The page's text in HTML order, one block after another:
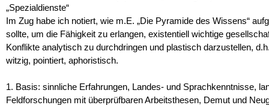
„Spezialdienste“
Im Zug habe ich notiert, wie m.E. „Die Pyramide des Wissens“
sollte, um die Fähigkeit zu erlangen, existentiell wichtige
Konflikte analytisch zu durchdringen und plastisch darzustellen,
witzig, pointiert, aphoristisch.
1. Basis: sinnliche Erfahrungen, Landes- und Sprachkenntnisse,
Feldforschungen mit überprüfbaren Arbeitsthesen, Demut und